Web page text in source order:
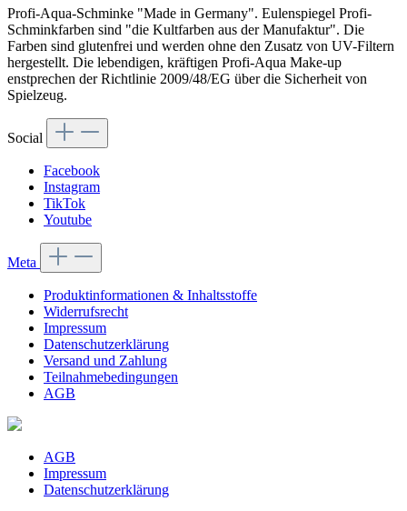
Profi-Aqua-Schminke "Made in Germany". Eulenspiegel Profi-
Schminkfarben sind "die Kultfarben aus der Manufaktur". Die
Farben sind glutenfrei und werden ohne den Zusatz von UV-Filtern
hergestellt. Die lebendigen, kräftigen Profi-Aqua Make-up
enstprechen der Richtlinie 2009/48/EG über die Sicherheit von
Spielzeug.
Social
Facebook
Instagram
TikTok
Youtube
Meta
Produktinformationen & Inhaltsstoffe
Widerrufsrecht
Impressum
Datenschutzerklärung
Versand und Zahlung
Teilnahmebedingungen
AGB
AGB
Impressum
Datenschutzerklärung